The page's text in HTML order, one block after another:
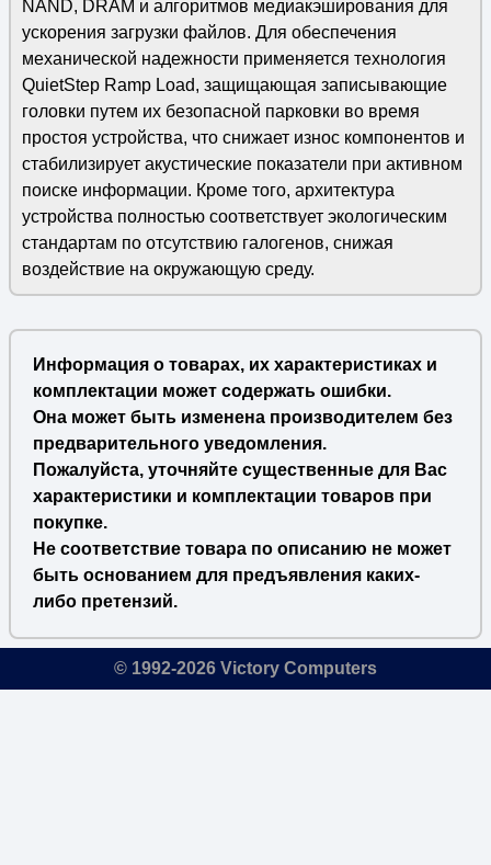
NAND, DRAM и алгоритмов медиакэширования для
ускорения загрузки файлов. Для обеспечения
механической надежности применяется технология
QuietStep Ramp Load, защищающая записывающие
головки путем их безопасной парковки во время
простоя устройства, что снижает износ компонентов и
стабилизирует акустические показатели при активном
поиске информации. Кроме того, архитектура
устройства полностью соответствует экологическим
стандартам по отсутствию галогенов, снижая
воздействие на окружающую среду.
Информация о товарах, их характеристиках и
комплектации может содержать ошибки.
Она может быть изменена производителем без
предварительного уведомления.
Пожалуйста, уточняйте существенные для Вас
характеристики и комплектации товаров при
покупке.
Не соответствие товара по описанию не может
быть основанием для предъявления каких-
либо претензий.
© 1992-2026 Victory Computers